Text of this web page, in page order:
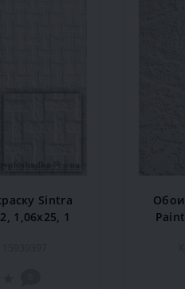
Sintra
1,06x25, 1